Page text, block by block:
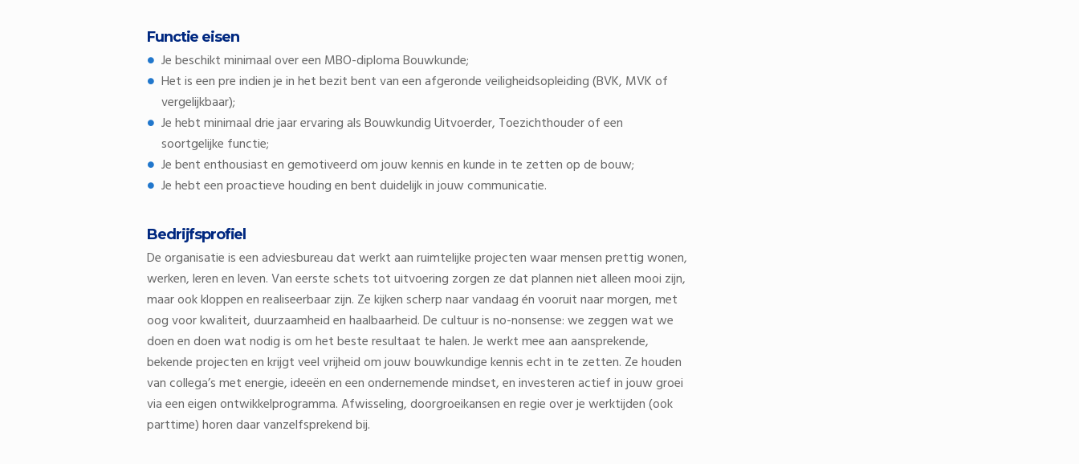
Functie eisen
Je beschikt minimaal over een MBO-diploma Bouwkunde;
Het is een pre indien je in het bezit bent van een afgeronde veiligheidsopleiding (BVK, MVK of
vergelijkbaar);
Je hebt minimaal drie jaar ervaring als Bouwkundig Uitvoerder, Toezichthouder of een
soortgelijke functie;
Je bent enthousiast en gemotiveerd om jouw kennis en kunde in te zetten op de bouw;
Je hebt een proactieve houding en bent duidelijk in jouw communicatie.
Bedrijfsprofiel
De organisatie is een adviesbureau dat werkt aan ruimtelijke projecten waar mensen prettig wonen,
werken, leren en leven. Van eerste schets tot uitvoering zorgen ze dat plannen niet alleen mooi zijn,
maar ook kloppen en realiseerbaar zijn. Ze kijken scherp naar vandaag én vooruit naar morgen, met
oog voor kwaliteit, duurzaamheid en haalbaarheid. De cultuur is no-nonsense: we zeggen wat we
doen en doen wat nodig is om het beste resultaat te halen. Je werkt mee aan aansprekende,
bekende projecten en krijgt veel vrijheid om jouw bouwkundige kennis echt in te zetten. Ze houden
van collega’s met energie, ideeën en een ondernemende mindset, en investeren actief in jouw groei
via een eigen ontwikkelprogramma. Afwisseling, doorgroeikansen en regie over je werktijden (ook
parttime) horen daar vanzelfsprekend bij.